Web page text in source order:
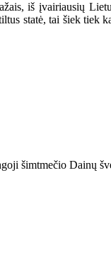
iš įvairiausių
statė, tai šiek tiek
šimtmečio Dainų